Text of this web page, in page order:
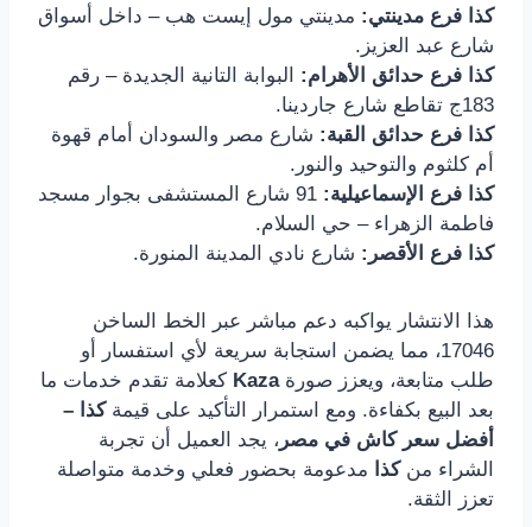
كذا فرع مدينتي: مدينتي مول إيست هب – داخل أسواق
شارع عبد العزيز.
كذا فرع حدائق الأهرام: البوابة التانية الجديدة – رقم
183ج تقاطع شارع جاردينا.
كذا فرع حدائق القبة: شارع مصر والسودان أمام قهوة
أم كلثوم والتوحيد والنور.
كذا فرع الإسماعيلية:
91 شارع المستشفى بجوار مسجد
فاطمة الزهراء – حي السلام.
كذا فرع الأقصر: شارع نادي المدينة المنورة.
هذا الانتشار يواكبه دعم مباشر عبر الخط الساخن
17046، مما يضمن استجابة سريعة لأي استفسار أو
طلب متابعة، ويعزز صورةKaza كعلامة تقدم خدمات ما
بعد البيع بكفاءة. ومع استمرار التأكيد على قيمةكذا –
أفضل سعر كاش في مصر ، يجد العميل أن تجربة
الشراء منكذا
مدعومة بحضور فعلي وخدمة متواصلة
تعزز الثقة.